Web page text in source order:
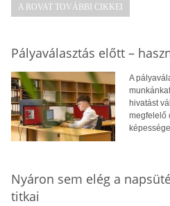
A ROVAT TOVÁBBI CIKKEI
Pályaválasztás előtt –
A
hivatást
megfelelő
Nyáron sem elég a
titkai